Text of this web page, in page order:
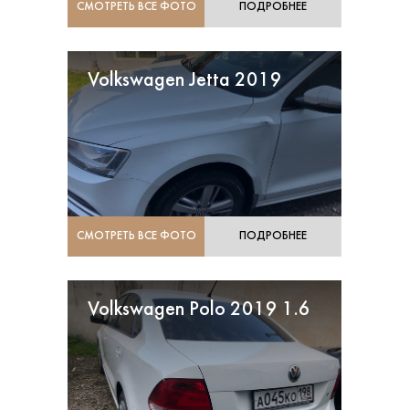
СМОТРЕТЬ ВСЕ ФОТО ПОДРОБНЕЕ
Volkswagen Jetta 2019
СМОТРЕТЬ ВСЕ ФОТО ПОДРОБНЕЕ
Volkswagen Polo 2019 1.6